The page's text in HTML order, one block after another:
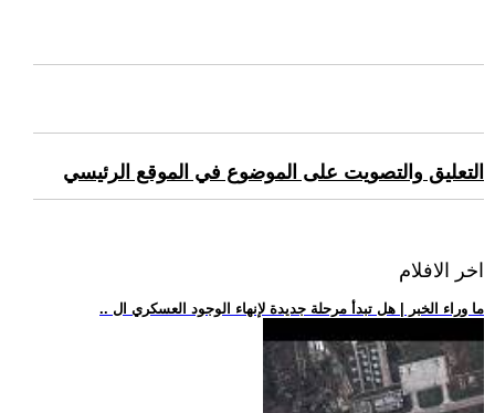
التعليق والتصويت على الموضوع في الموقع الرئيسي
اخر الافلام
.. ما وراء الخبر | هل تبدأ مرحلة جديدة لإنهاء الوجود العسكري ال